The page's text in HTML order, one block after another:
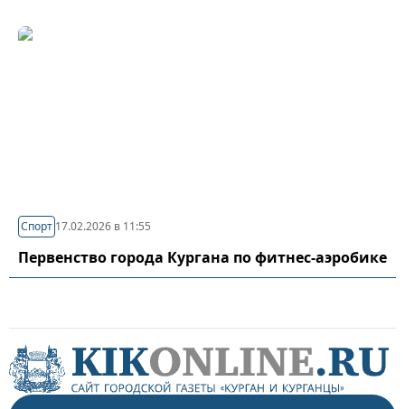
Спорт 17.02.2026 в 11:55
Первенство города Кургана по фитнес-аэробике